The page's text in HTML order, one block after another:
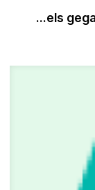
...els